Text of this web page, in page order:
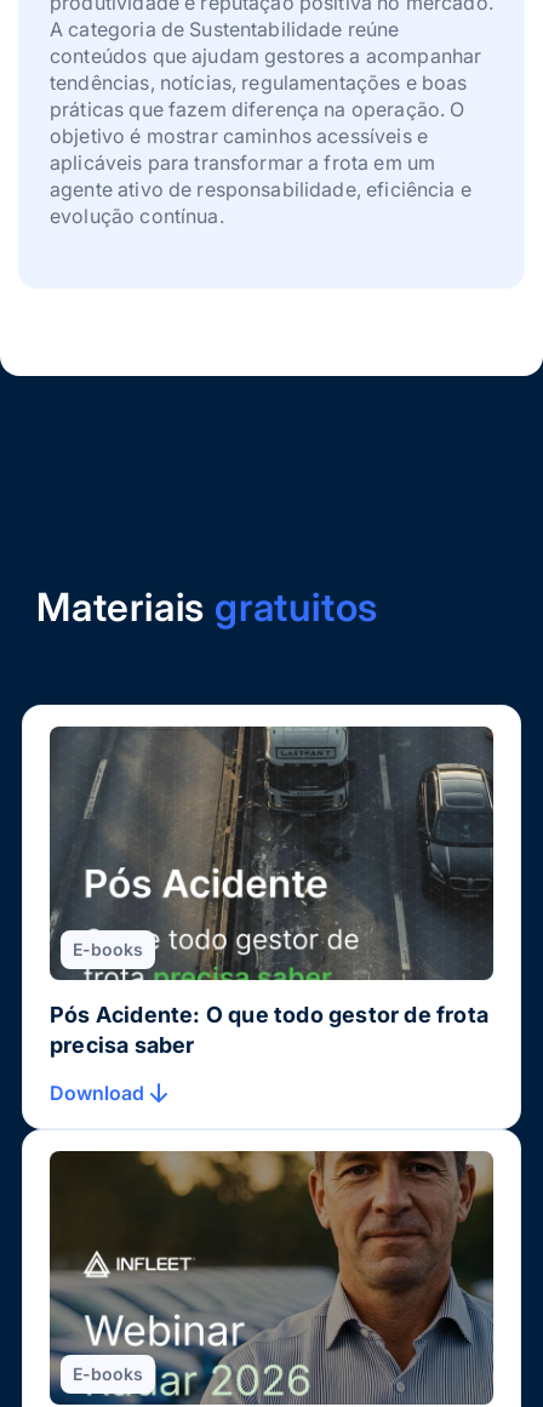
A categoria de Sustentabilidade reúne
conteúdos que ajudam gestores a acompanhar
tendências, notícias, regulamentações e boas
práticas que fazem diferença na operação. O
objetivo é mostrar caminhos acessíveis e
aplicáveis para transformar a frota em um
agente ativo de responsabilidade, eficiência e
evolução contínua.
Materiais gratuitos
E-books
Pós Acidente: O que todo gestor de frota
precisa saber
Download
E-books